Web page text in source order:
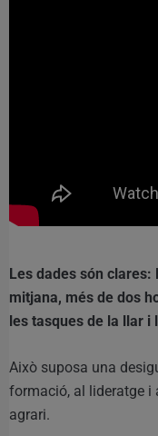
Les dades són clares:
mitjana, més de dos
les tasques de la llar i
Això suposa una
formació, al lideratge i
agrari.